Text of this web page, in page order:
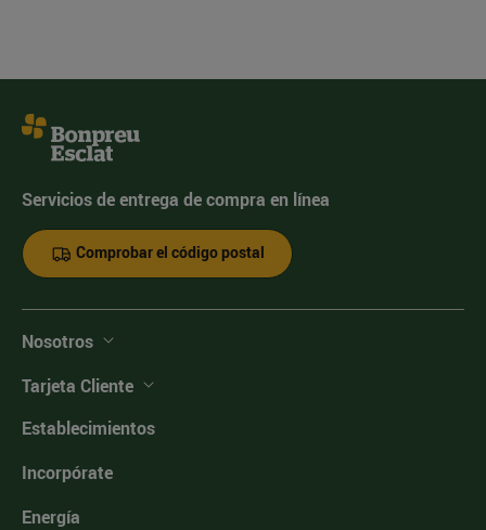
Servicios de entrega de compra en línea
Comprobar el código postal
Nosotros
Tarjeta Cliente
Establecimientos
Incorpórate
Energía